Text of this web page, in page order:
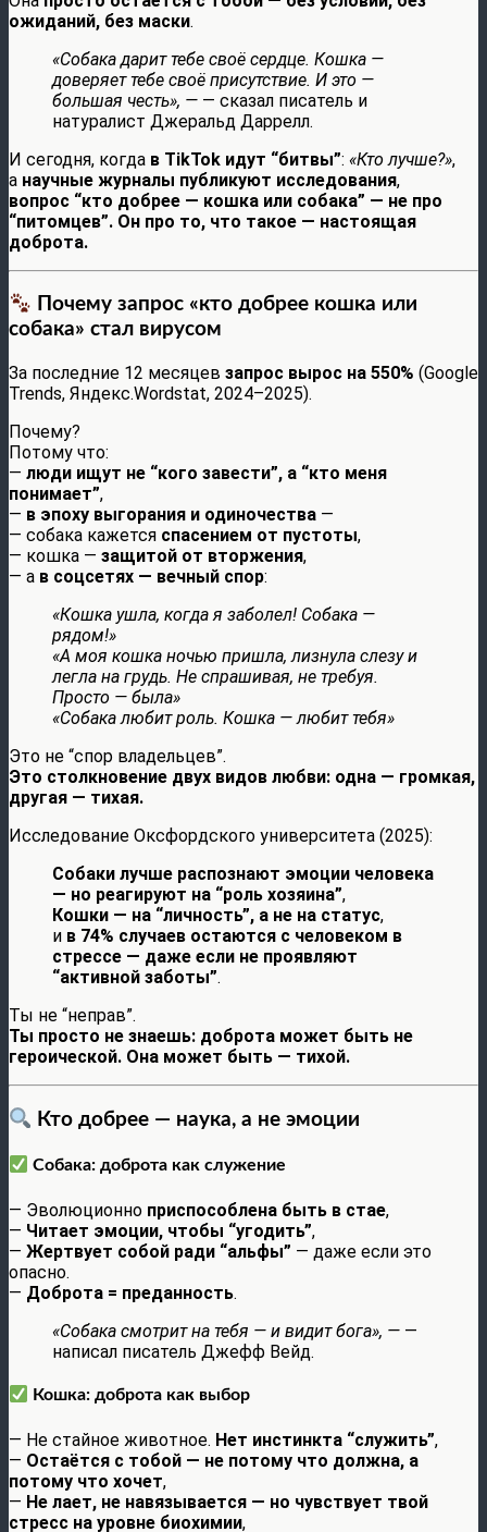
ожиданий, без маски.
«Собака дарит тебе своё сердце. Кошка —
доверяет тебе своё присутствие. И это —
большая честь», — — сказал писатель и
натуралист Джеральд Даррелл.
И сегодня, когда в TikTok идут “битвы”: «Кто лучше?»,
а научные журналы публикуют исследования,
вопрос “кто добрее — кошка или собака” — не про
“питомцев”. Он про то, что такое — настоящая
доброта.
Почему запрос «кто добрее кошка или
собака» стал вирусом
За последние 12 месяцев запрос вырос на 550% (Google
Trends, Яндекс.Wordstat, 2024–2025).
Почему?
Потому что:
— люди ищут не “кого завести”, а “кто меня
понимает”,
— в эпоху выгорания и одиночества —
— собака кажется спасением от пустоты,
— кошка — защитой от вторжения,
— а в соцсетях — вечный спор:
«Кошка ушла, когда я заболел! Собака —
рядом!»
«А моя кошка ночью пришла, лизнула слезу и
легла на грудь. Не спрашивая, не требуя.
Просто — была»
«Собака любит роль. Кошка — любит тебя»
Это не “спор владельцев”.
Это столкновение двух видов любви: одна — громкая,
другая — тихая.
Исследование Оксфордского университета (2025):
Собаки лучше распознают эмоции человека
— но реагируют на “роль хозяина”,
Кошки — на “личность”, а не на статус,
и в 74% случаев остаются с человеком в
стрессе — даже если не проявляют
“активной заботы”.
Ты не “неправ”.
Ты просто не знаешь: доброта может быть не
героической. Она может быть — тихой.
Кто добрее — наука, а не эмоции
Собака: доброта как служение
— Эволюционно приспособлена быть в стае,
— Читает эмоции, чтобы “угодить”,
— Жертвует собой ради “альфы” — даже если это
опасно.
— Доброта = преданность.
«Собака смотрит на тебя — и видит бога», — —
написал писатель Джефф Вейд.
Кошка: доброта как выбор
— Не стайное животное. Нет инстинкта “служить”,
— Остаётся с тобой — не потому что должна, а
потому что хочет,
— Не лает, не навязывается — но чувствует твой
стресс на уровне биохимии,